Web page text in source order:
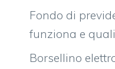
Fondo di
funziona e
Borsellino